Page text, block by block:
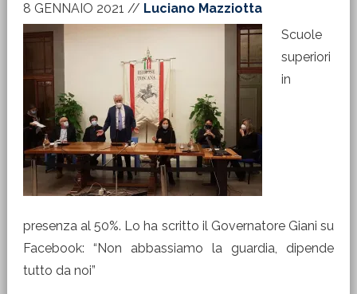
8 GENNAIO 2021 // Luciano Mazziotta
Scuole
superiori
in
presenza al 50%. Lo ha scritto il Governatore Giani su
Facebook: “Non abbassiamo la guardia, dipende
tutto da noi”